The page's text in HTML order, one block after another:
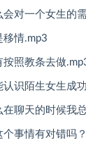
对一个女生的
移情.mp3
照教条去做
识陌生女生成
聊天的时候我
事情有对错吗